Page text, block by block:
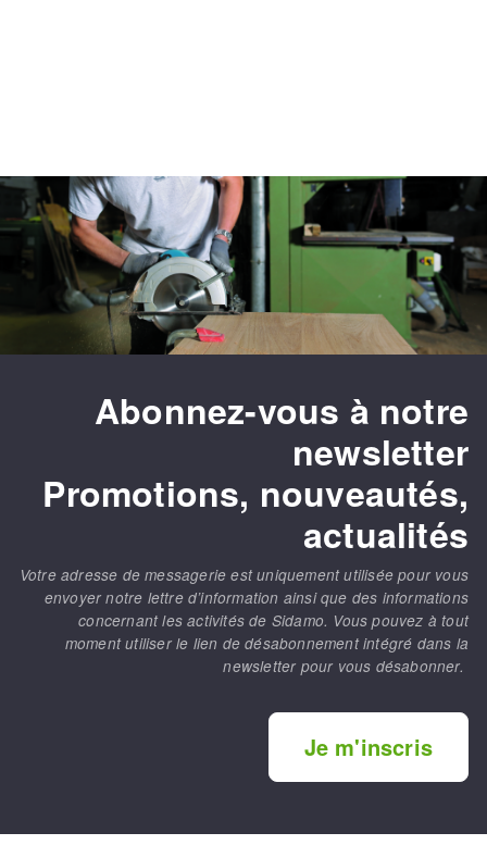
Abonnez-vous à notre
newsletter
Promotions, nouveautés,
actualités
Votre adresse de messagerie est uniquement utilisée pour vous
envoyer notre lettre d’information ainsi que des informations
concernant les activités de Sidamo. Vous pouvez à tout
moment utiliser le lien de désabonnement intégré dans la
newsletter pour vous désabonner.
Je m'inscris